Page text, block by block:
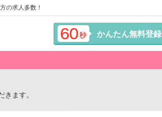
の求人多数！
かんたん無料登録
ます。